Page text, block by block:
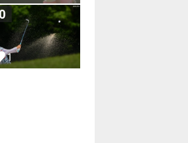
1